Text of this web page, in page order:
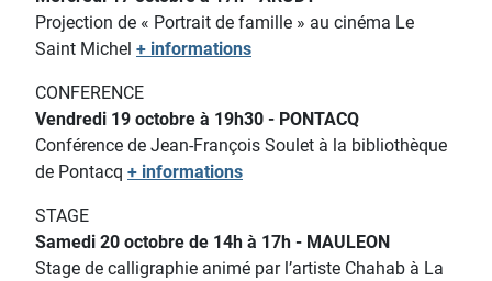
Projection de « Portrait de famille » au cinéma Le
Saint Michel + informations
CONFERENCE
Vendredi 19 octobre à 19h30 - PONTACQ
Conférence de Jean-François Soulet à la bibliothèque
de Pontacq + informations
STAGE
Samedi 20 octobre de 14h à 17h - MAULEON
Stage de calligraphie animé par l’artiste Chahab à La